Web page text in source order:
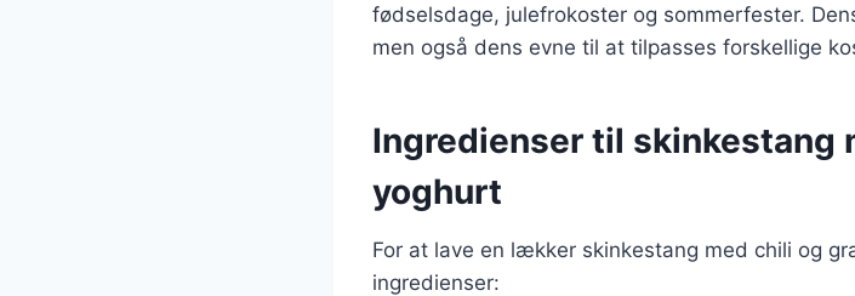
fødselsdage, julefrokoster og sommerfester.
men også dens evne til at tilpasses forskellige
Ingredienser til skinkestang
yoghurt
For at lave en lækker skinkestang med chili og
ingredienser: